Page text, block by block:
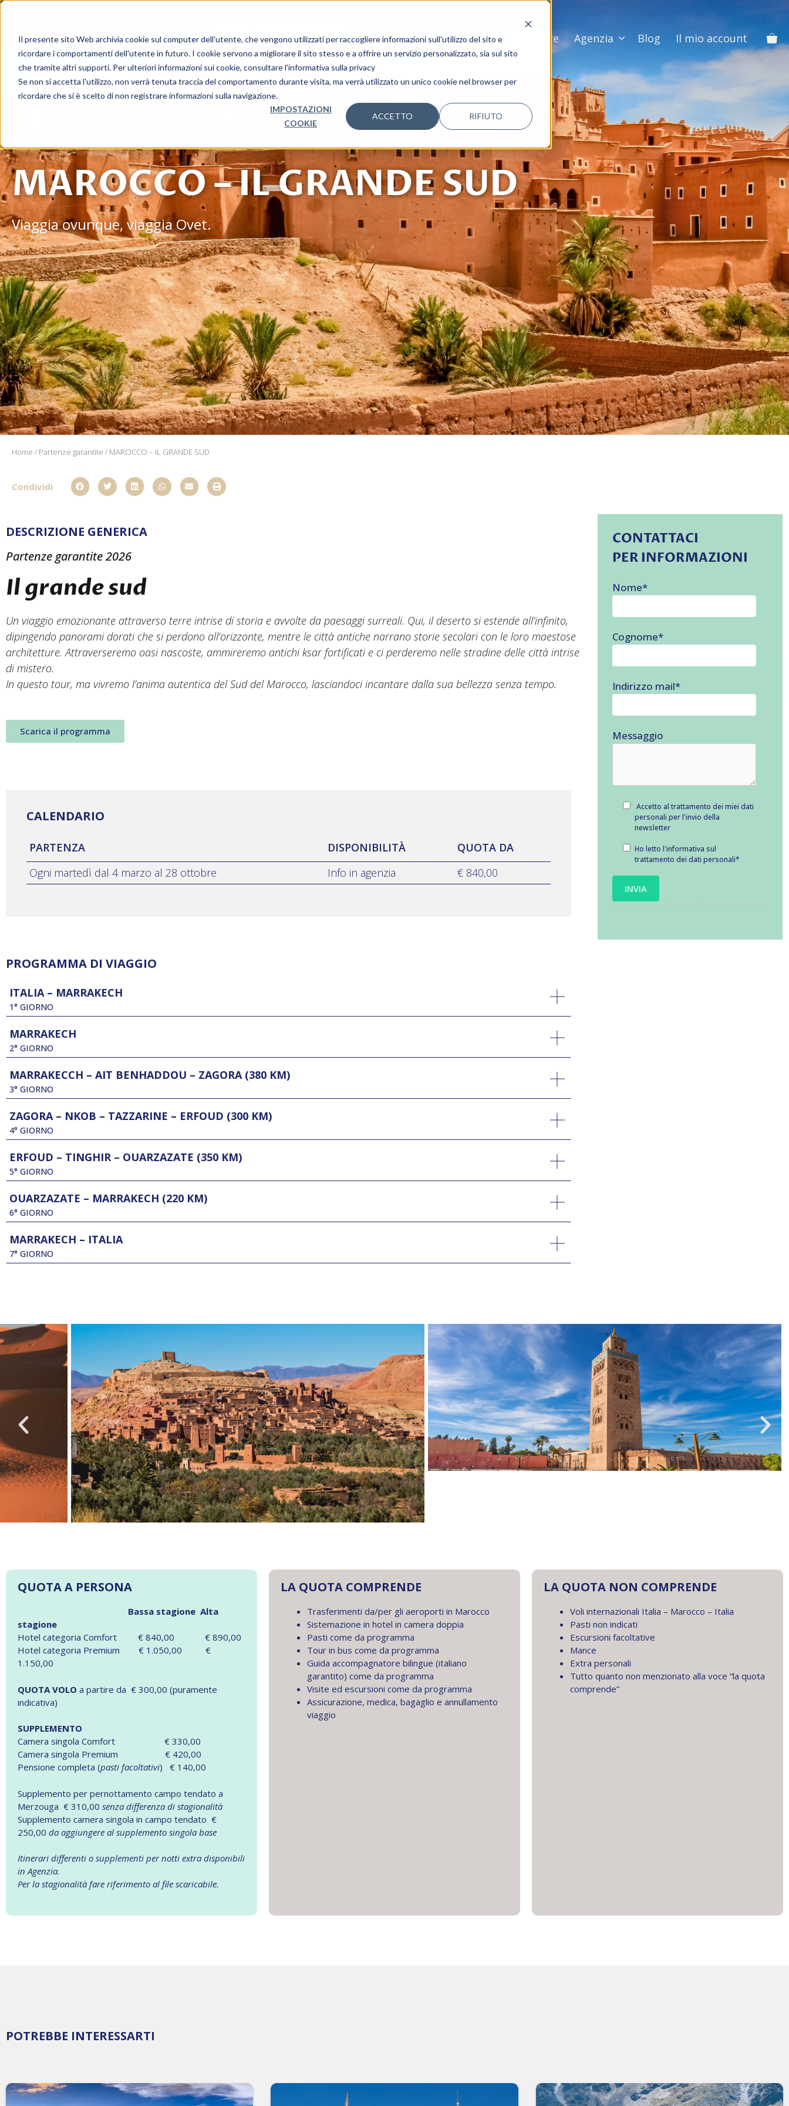
Il presente sito Web archivia cookie sul computer dell'utente, che vengono utilizzati per raccogliere informazioni sull'utilizzo del sito e
ricordare i comportamenti dell'utente in futuro. I cookie servono a migliorare il sito stesso e a offrire un servizio personalizzato, sia sul sito
che tramite altri supporti. Per ulteriori informazioni sui cookie, consultare l'informativa sulla privacy
Se non si accetta l'utilizzo, non verrà tenuta traccia del comportamento durante visita, ma verrà utilizzato un unico cookie nel browser per
ricordare che si è scelto di non registrare informazioni sulla navigazione.
IMPOSTAZIONI
COOKIE
ACCETTO RIFIUTO
Viaggi Nozze I nostri Viaggi Mondo Ovet Le tue Vacanze Agenzia Blog Il mio account
MAROCCO – IL GRANDE SUD
Viaggia ovunque, viaggia Ovet.
Home / Partenze garantite / MAROCCO – IL GRANDE SUD
Condividi
DESCRIZIONE GENERICA
Partenze garantite 2026
Il grande sud
Un viaggio emozionante attraverso terre intrise di storia e avvolte da paesaggi surreali. Qui, il deserto si estende all’infinito,
dipingendo panorami dorati che si perdono all’orizzonte, mentre le città antiche narrano storie secolari con le loro maestose
architetture. Attraverseremo oasi nascoste, ammireremo antichi ksar fortificati e ci perderemo nelle stradine delle città intrise
di mistero.
In questo tour, ma vivremo l’anima autentica del Sud del Marocco, lasciandoci incantare dalla sua bellezza senza tempo.
Scarica il programma
CALENDARIO
PARTENZA DISPONIBILITÀ
QUOTA DA
Ogni martedì dal 4 marzo al 28 ottobre
Info in agenzia € 840,00
PROGRAMMA DI VIAGGIO
ITALIA – MARRAKECH
1° GIORNO
MARRAKECH
2° GIORNO
MARRAKECCH – AIT BENHADDOU – ZAGORA (380 KM)
3° GIORNO
ZAGORA – NKOB – TAZZARINE – ERFOUD (300 KM)
4° GIORNO
ERFOUD – TINGHIR – OUARZAZATE (350 KM)
5° GIORNO
OUARZAZATE – MARRAKECH (220 KM)
6° GIORNO
MARRAKECH – ITALIA
7° GIORNO
CONTATTACI
PER INFORMAZIONI
Nome*
Cognome*
Indirizzo mail*
Messaggio
Accetto al trattamento dei miei dati
personali per l'invio della
newsletter
Ho letto l'informativa sul
trattamento dei dati personali*
QUOTA A PERSONA
Bassa stagione Alta
stagione
Hotel categoria Comfort € 840,00 € 890,00
Hotel categoria Premium € 1.050,00 €
1.150,00
QUOTA VOLO a partire da € 300,00 (puramente
indicativa)
SUPPLEMENTO
Camera singola Comfort € 330,00
Camera singola Premium € 420,00
Pensione completa (pasti facoltativi) € 140,00
Supplemento per pernottamento campo tendato a
Merzouga € 310,00 senza differenza di stagionalità
Supplemento camera singola in campo tendato €
250,00 da aggiungere al supplemento singola base
Itinerari differenti o supplementi per notti extra disponibili
in Agenzia.
Per la stagionalità fare riferimento al file scaricabile.
LA QUOTA COMPRENDE
Trasferimenti da/per gli aeroporti in Marocco
Sistemazione in hotel in camera doppia
Pasti come da programma
Tour in bus come da programma
Guida accompagnatore bilingue (italiano
garantito) come da programma
Visite ed escursioni come da programma
Assicurazione, medica, bagaglio e annullamento
viaggio
LA QUOTA NON COMPRENDE
Voli internazionali Italia – Marocco – Italia
Pasti non indicati
Escursioni facoltative
Mance
Extra personali
Tutto quanto non menzionato alla voce “la quota
comprende”
POTREBBE INTERESSARTI